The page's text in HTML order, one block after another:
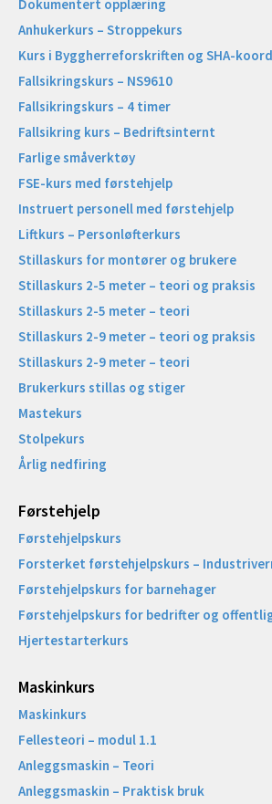
Dokumentert opplæring
Anhukerkurs – Stroppekurs
Kurs i Byggherreforskriften og SHA-
Fallsikringskurs – NS9610
Fallsikringskurs – 4 timer
Fallsikring kurs – Bedriftsinternt
Farlige småverktøy
FSE-kurs med førstehjelp
Instruert personell med førstehjelp
Liftkurs – Personløfterkurs
Stillaskurs for montører og brukere
Stillaskurs 2-5 meter – teori og praksis
Stillaskurs 2-5 meter – teori
Stillaskurs 2-9 meter – teori og praksis
Stillaskurs 2-9 meter – teori
Brukerkurs stillas og stiger
Mastekurs
Stolpekurs
Årlig nedfiring
Førstehjelp
Førstehjelpskurs
Forsterket førstehjelpskurs –
Førstehjelpskurs for barnehager
Førstehjelpskurs for bedrifter og
Hjertestarterkurs
Maskinkurs
Maskinkurs
Fellesteori – modul 1.1
Anleggsmaskin – Teori
Anleggsmaskin – Praktisk bruk